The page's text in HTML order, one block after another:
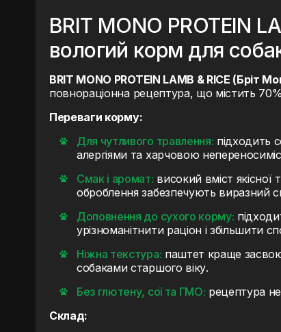
BRIT MONO PROTEIN
вологий корм для
BRIT MONO PROTEIN LAMB & RICE (Бріт
повнораціонна рецептура, що містить
Переваги корму:
Для чутливого травлення: підходить
алергіями та харчовою
Смак і аромат: високий вміст
оброблення забезпечують виразний
Доповнення до сухого корму:
урізноманітнити раціон і збільшити
Ніжна текстура: паштет краще
собаками старшого віку.
Без глютену, сої та ГМО: рецептура
Склад: